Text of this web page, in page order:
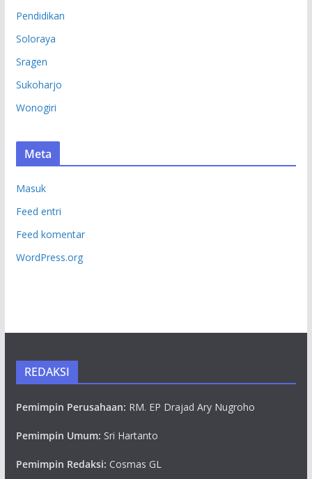
Pendidikan
Soloraya
Sragen
Sukoharjo
Wonogiri
Meta
Masuk
Feed entri
Feed komentar
WordPress.org
REDAKSI
Pemimpin Perusahaan: RM. EP Drajad Ary Nugroho
Pemimpin Umum: Sri Hartanto
Pemimpin Redaksi: Cosmas GL